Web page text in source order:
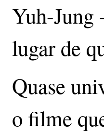
Yuh-Jung
lugar de
Quase
o filme